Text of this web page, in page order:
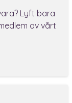
Lyft bara
av vårt